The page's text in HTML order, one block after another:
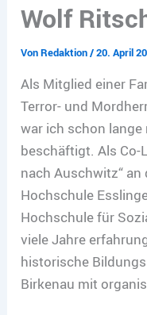
Wolf
VonRedaktion/20. April
Als Mitglied einer
Terror- und
war ich schon
beschäftigt. Als Co-
nach Auschwitz“ an
Hochschule
Hochschule für
viele Jahre
historische
Birkenau mit